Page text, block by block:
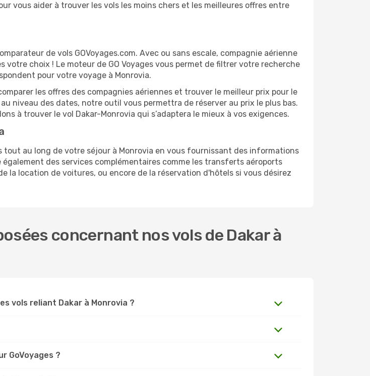
vous aider à trouver les vols les moins chers et les meilleures offres entre
de vols GOVoyages.com. Avec ou sans escale, compagnie aérienne
choix ! Le moteur de GO Voyages vous permet de filtrer votre recherche
pour votre voyage à Monrovia.
les offres des compagnies aériennes et trouver le meilleur prix pour le
niveau des dates, notre outil vous permettra de réserver au prix le plus bas.
à trouver le vol Dakar-Monrovia qui s’adaptera le mieux à vos exigences.
au long de votre séjour à Monrovia en vous fournissant des informations
également des services complémentaires comme les transferts aéroports
la location de voitures, ou encore de la réservation d'hôtels si vous désirez
concernant nos vols de Dakar à
vols reliant Dakar à Monrovia ?
GoVoyages ?